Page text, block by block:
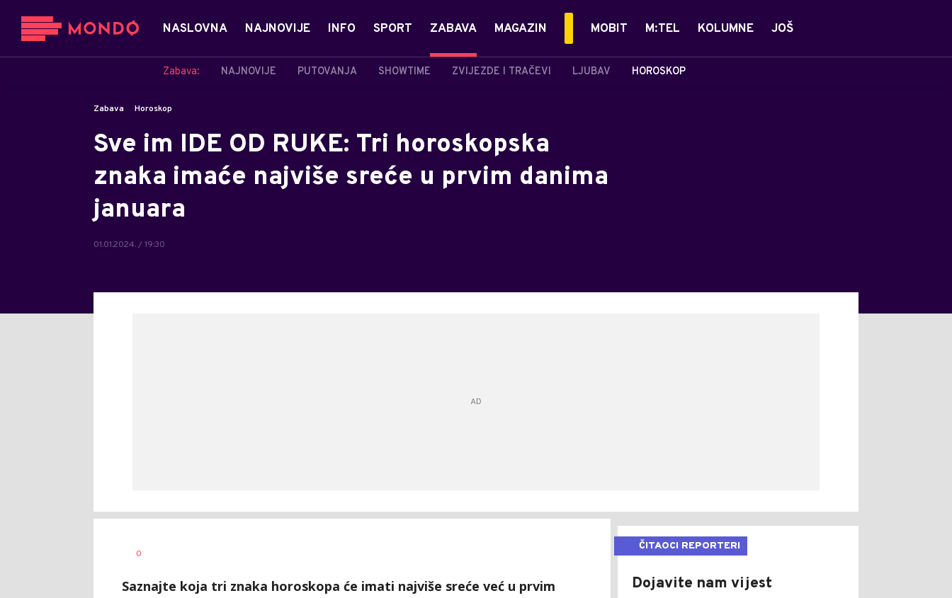
NASLOVNA NAJNOVIJE INFO SPORT ZABAVA
Zabava: NAJNOVIJE PUTOVANJA SHOWTIME ZVIJEZDE I TRAČEVI LJUBAV HOROSKOP
MAGAZIN MOBIT M:TEL KOLUMNE JOŠ
Zabava Horoskop
Sve im IDE OD RUKE: Tri horoskopska
znaka imaće najviše sreće u prvim danima
januara
01.01.2024. / 19:30
AUTOR
0
Saznajte koja tri znaka horoskopa će imati najviše sreće već u prvim
ČITAOCI REPORTERI
Dojavite nam vijest